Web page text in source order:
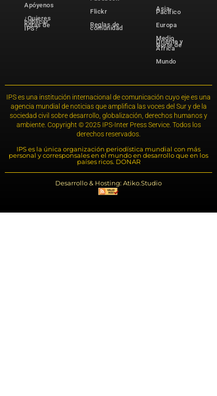
Apóyenos
¿Quieres
publicar
notas de
IPS?
Flickr
Reglas de
comunidad
Asia-
Pacífico
Europa
Medio
Oriente y
Norte de
África
Mundo
IPS es una institución internacional de comunicación cuyo eje es una
agencia mundial de noticias que amplifica las voces del Sur y de la
sociedad civil sobre desarrollo, globalización, derechos humanos y
ambiente. Copyright © 2025 IPS-Inter Press Service. Todos los
derechos reservados.
IPS es la única organización periodística mundial con más
personal y corresponsales en el mundo en desarrollo que en los
países ricos. DONAR
Desarrollo & Hosting: Atiko.Studio